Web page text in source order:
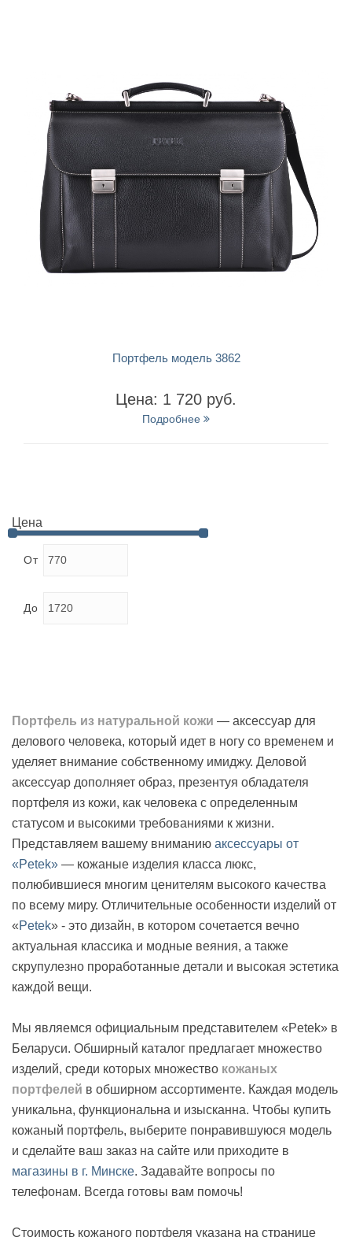
Портфель модель 3862
Цена: 1 720 руб.
Подробнее
Цена
От
До
Портфель из натуральной кожи — аксессуар для
делового человека, который идет в ногу со временем и
уделяет внимание собственному имиджу. Деловой
аксессуар дополняет образ, презентуя обладателя
портфеля из кожи, как человека с определенным
статусом и высокими требованиями к жизни.
Представляем вашему вниманию аксессуары от
«Petek» — кожаные изделия класса люкс,
полюбившиеся многим ценителям высокого качества
по всему миру. Отличительные особенности изделий от
«Petek» - это дизайн, в котором сочетается вечно
актуальная классика и модные веяния, а также
скрупулезно проработанные детали и высокая эстетика
каждой вещи.
Мы являемся официальным представителем «Petek» в
Беларуси. Обширный каталог предлагает множество
изделий, среди которых множество кожаных
портфелей в обширном ассортименте. Каждая модель
уникальна, функциональна и изысканна. Чтобы купить
кожаный портфель, выберите понравившуюся модель
и сделайте ваш заказ на сайте или приходите в
магазины в г. Минске. Задавайте вопросы по
телефонам. Всегда готовы вам помочь!
Стоимость кожаного портфеля указана на странице